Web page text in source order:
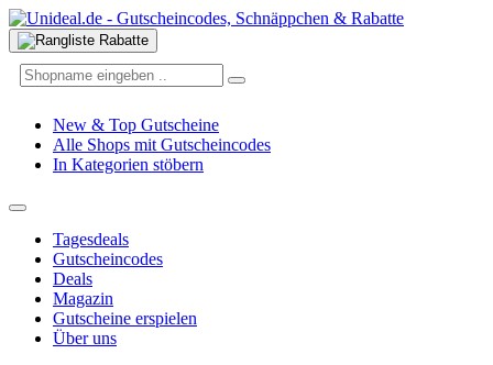
New & Top Gutscheine
Alle Shops mit Gutscheincodes
In Kategorien stöbern
Tagesdeals
Gutscheincodes
Deals
Magazin
Gutscheine erspielen
Über uns